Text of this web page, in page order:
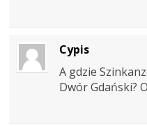
Cypis
A gdzie
Dwór Gdański?